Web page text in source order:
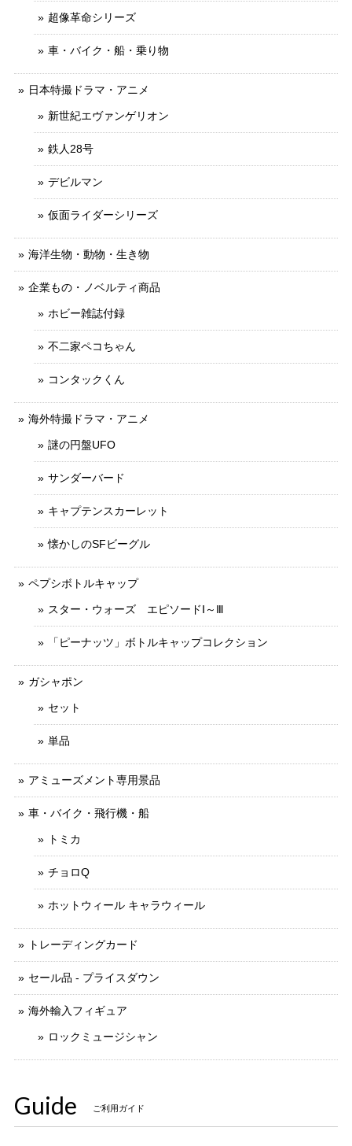
超像革命シリーズ
車・バイク・船・乗り物
日本特撮ドラマ・アニメ
新世紀エヴァンゲリオン
鉄人28号
デビルマン
仮面ライダーシリーズ
海洋生物・動物・生き物
企業もの・ノベルティ商品
ホビー雑誌付録
不二家ペコちゃん
コンタックくん
海外特撮ドラマ・アニメ
謎の円盤UFO
サンダーバード
キャプテンスカーレット
懐かしのSFビーグル
ペプシボトルキャップ
スター・ウォーズ エピソードⅠ～Ⅲ
「ピーナッツ」ボトルキャップコレクション
ガシャポン
セット
単品
アミューズメント専用景品
車・バイク・飛行機・船
トミカ
チョロQ
ホットウィール キャラウィール
トレーディングカード
セール品 - プライスダウン
海外輸入フィギュア
ロックミュージシャン
Guide ご利用ガイド